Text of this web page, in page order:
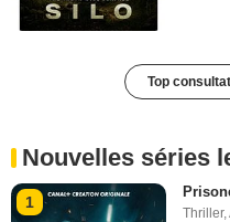
Top
Nouvelles séries
1
Thriller,